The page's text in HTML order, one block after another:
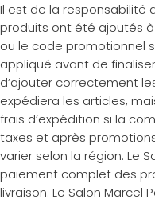
Il est de la responsabilité
produits ont été ajoutés
ou le code promotionnel
appliqué avant de
d’ajouter correctement
expédiera les articles,
frais d’expédition si la
taxes et après
varier selon la région. Le
paiement complet des
livraison. Le Salon Marcel